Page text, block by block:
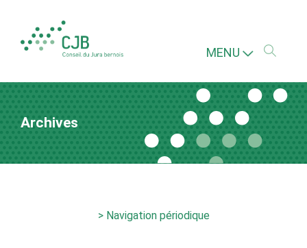
MENU
Archives
> Navigation périodique